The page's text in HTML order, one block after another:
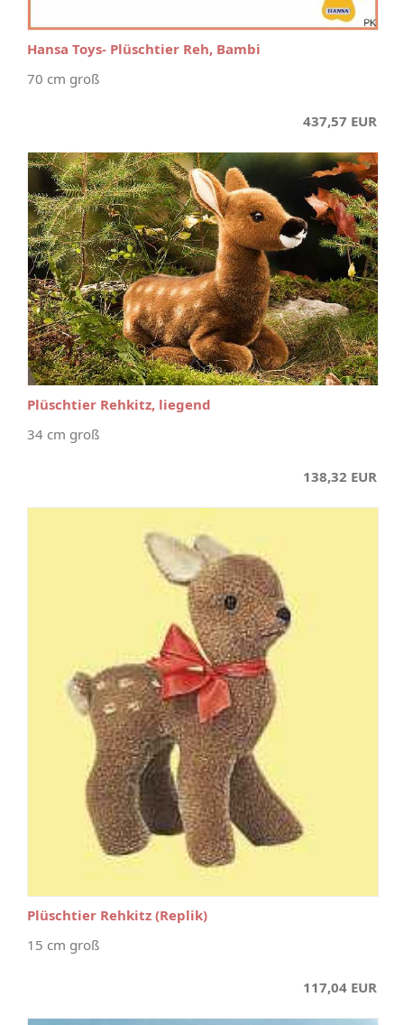
Hansa Toys- Plüschtier Reh, Bambi
70 cm groß
437,57 EUR
Plüschtier Rehkitz, liegend
34 cm groß
138,32 EUR
Plüschtier Rehkitz (Replik)
15 cm groß
117,04 EUR